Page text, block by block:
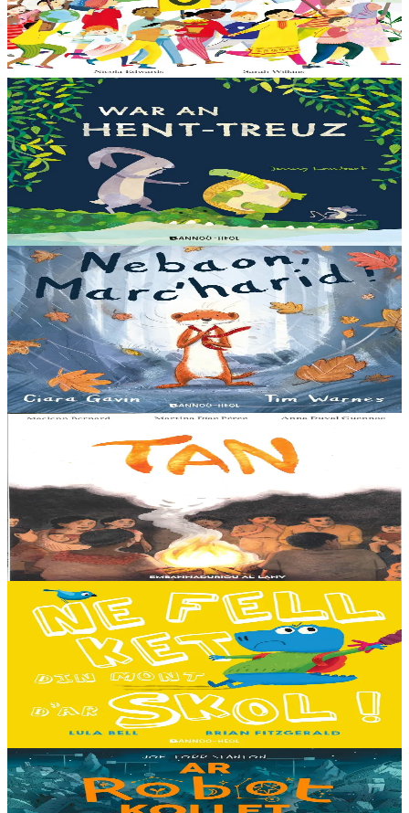
Bras-divent eo hor planedenn ha kaer-meurbet ivez, met ezhomm he
deus ouzhin hag ouzhit. Reiñ da gompren gwelloc’h efedoù Mab-
den war hor planedenn a ra al levr kaer-mañ....
Er stok13,00 €
3 bloaz hag ouzhpenn
Bannoù-heol
War an hent-treuz
Piv a oar peseurt loened a c’haller gwelet er paludoù pa vez an noz
o serriñ ?... N’eus krokodil ebet avat. Peursur eo Logodennig. N’eo
ket ken sur he mignoned...
Er stok13,00 €
3 bloaz hag ouzhpenn
Bannoù-heol
Nebaon, Marc'harid !
An avel, ar glav... Ne blij ket tamm enet da Varc'harid Koant...
Spontet-mik e vez bewech zoken. Daoust ha Lagadeg, he mignonez
nevez, a zeuio a-benn da lakaat...
Er stok13,00 €
8 vloaz hag ouzhpenn
E penn uhelañ an torgennoù glas, lec'h ma vez goloet ar menezioù
gant latar ar beurevezhioù disafar, eo kludet ar gêriadennig vaya
anvet Sakamch'en. En tu all...
Er stok 11,00 €
3 bloaz hag ouzhpenn
Bannoù-heol
Ne fell ket din mont d'ar skol !
Hiziv emañ devezh skol kentañ Logodennig ha Dinosaorig. Ne fell
ket dezho mont, tamm ebet ! Pa grogo ar c'hentelioù avat e vo ur
pezh mell souezhenn....
13,00 €
8 vloaz hag ouzhpenn
Timilenn
Ar Robot kollet